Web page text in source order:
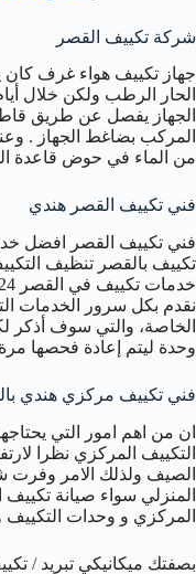
شركة تكييف القصر
جهاز تكييف هواء غرف كان
الحار الرطب ولكن خلال
الجهاز يفصل عن طريق
المركب بضاغط الجهاز .
من الماء في حوض قاعدة
فني تكييف القصر هندي
فني تكييف القصر افضل
تكييف بالقصر تنظيف
نقدم بكل سرور الخدمات
الخاصة، والتي سوف أذكر
وحدة ليتم إعادة فحصها
فني تكييف مركزي هندي
ان من اهم امور التي
التكييف المركزي نظرا
الصيف ولذلك الامر وفرت
المنزلي سواء صيانة تكييف
المركزي و وحدات التكييف
بصفتك ميكانيكي تبريد /